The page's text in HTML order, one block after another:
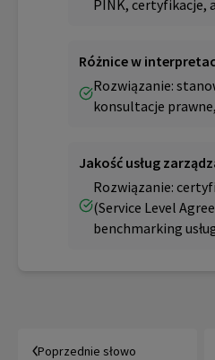
PINK, certyfikacje,
Różnice w
Rozwiązanie:
konsultacje
Jakość usług
Rozwiązanie:
(Service Level
benchmarking
Poprzednie słowo